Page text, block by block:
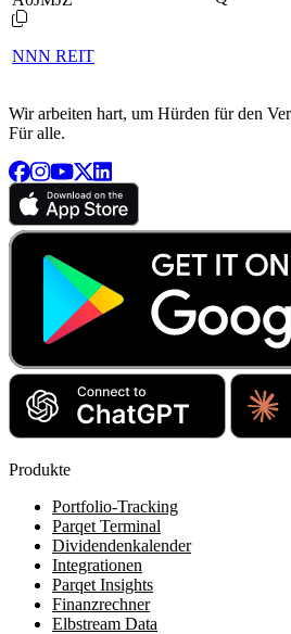
NNN REIT
Wir arbeiten hart, um Hürden für den
Für alle.
Produkte
Portfolio-Tracking
Parqet Terminal
Dividendenkalender
Integrationen
Parqet Insights
Finanzrechner
Elbstream Data